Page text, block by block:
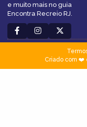
e muito mais no guia
Encontra Recreio RJ.
Criado com ❤️